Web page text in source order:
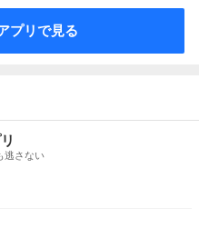
プリで見る
逃さない